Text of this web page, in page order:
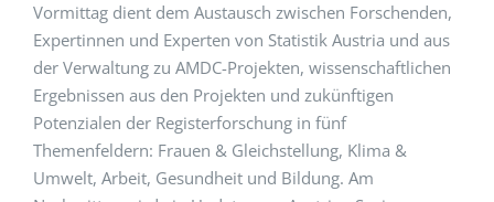
Vormittag dient dem Austausch zwischen Forschenden,
Expertinnen und Experten von Statistik Austria und aus
der Verwaltung zu AMDC-Projekten, wissenschaftlichen
Ergebnissen aus den Projekten und zukünftigen
Potenzialen der Registerforschung in fünf
Themenfeldern: Frauen & Gleichstellung, Klima &
Umwelt, Arbeit, Gesundheit und Bildung. Am